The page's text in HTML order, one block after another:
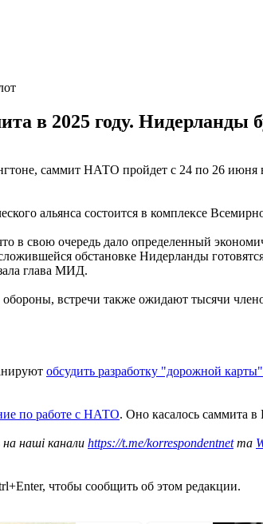
в 2025 году. Нидерланды
саммит НАТО пройдет с 24 по 26 июня
альянса состоится в комплексе
в свою очередь дало определенный
обстановке Нидерланды
глава МИД.
встречи также ожидают тысячи
обсудить разработку "дорожной
по работе с НАТО. Оно касалось саммита
наші канали https://t.me/korrespondentnetта
чтобы сообщить об этом редакции.